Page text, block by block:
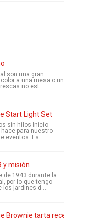
son una gran
a una mesa o un
no est ...
Start Light Set
sin hilos Inicio
para nuestro
eventos. Es ...
y misión
de 1943 durante la
por lo que tengo
los jardines d ...
Brownie tarta receta!!!!!! -Por